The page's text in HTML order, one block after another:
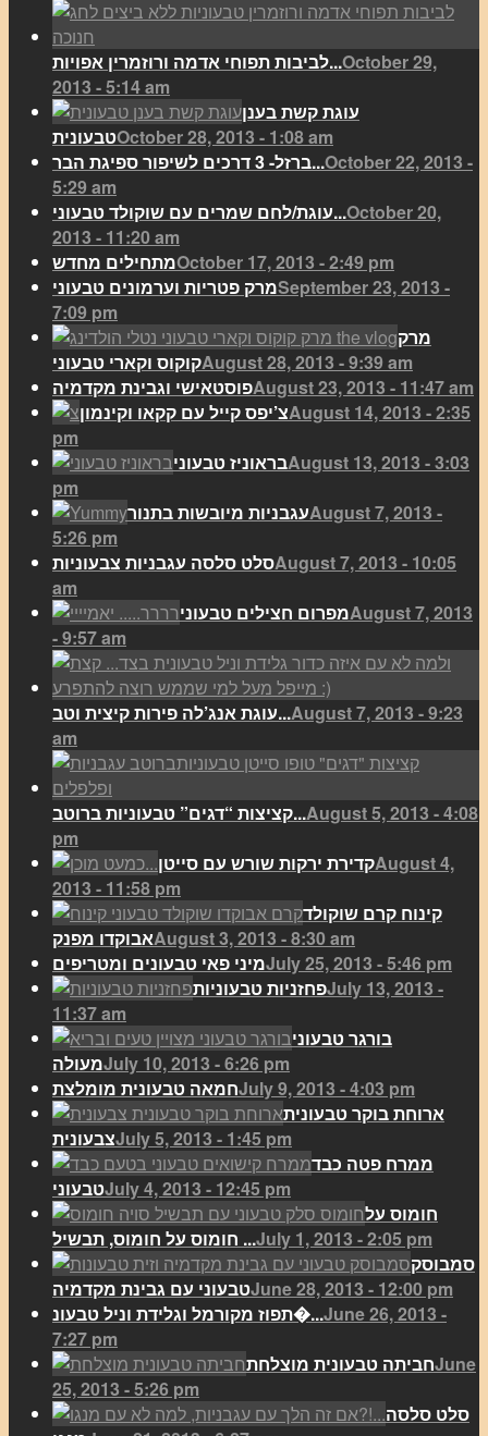
לביבות תפוחי אדמה ורוזמרין אפויות...October 29,
2013 - 5:14 am
עוגת קשת בענן
טבעוניתOctober 28, 2013 - 1:08 am
ברזל- 3 דרכים לשיפור ספיגת הבר...October 22, 2013 -
5:29 am
עוגת/לחם שמרים עם שוקולד טבעוני...October 20,
2013 - 11:20 am
מתחילים מחדשOctober 17, 2013 - 2:49 pm
מרק פטריות וערמונים טבעוניSeptember 23, 2013 -
7:09 pm
מרק
קוקוס וקארי טבעוניAugust 28, 2013 - 9:39 am
פוסטאישי וגבינת מקדמיהAugust 23, 2013 - 11:47 am
צ’יפס קייל עם קקאו וקינמוןAugust 14, 2013 - 2:35
pm
בראוניז טבעוניAugust 13, 2013 - 3:03
pm
עגבניות מיובשות בתנורAugust 7, 2013 -
5:26 pm
סלט סלסה עגבניות צבעוניותAugust 7, 2013 - 10:05
am
מפרום חצילים טבעוניAugust 7, 2013
- 9:57 am
עוגת אנג’לה פירות קיצית וטב...August 7, 2013 - 9:23
am
קציצות “דגים” טבעוניות ברוטב...August 5, 2013 - 4:08
pm
קדירת ירקות שורש עם סייטןAugust 4,
2013 - 11:58 pm
קינוח קרם שוקולד
אבוקדו מפנקAugust 3, 2013 - 8:30 am
מיני פאי טבעונים ומטריפיםJuly 25, 2013 - 5:46 pm
פחזניות טבעוניותJuly 13, 2013 -
11:37 am
בורגר טבעוני
מעולהJuly 10, 2013 - 6:26 pm
חמאה טבעונית מומלצתJuly 9, 2013 - 4:03 pm
ארוחת בוקר טבעונית
צבעוניתJuly 5, 2013 - 1:45 pm
ממרח פטה כבד
טבעוניJuly 4, 2013 - 12:45 pm
חומוס על
חומוס על חומוס, תבשיל ...July 1, 2013 - 2:05 pm
סמבוסק
טבעוני עם גבינת מקדמיהJune 28, 2013 - 12:00 pm
תפוז מקורמל וגלידת וניל טבעונ�...June 26, 2013 -
7:27 pm
חביתה טבעונית מוצלחתJune
25, 2013 - 5:26 pm
סלט סלסה